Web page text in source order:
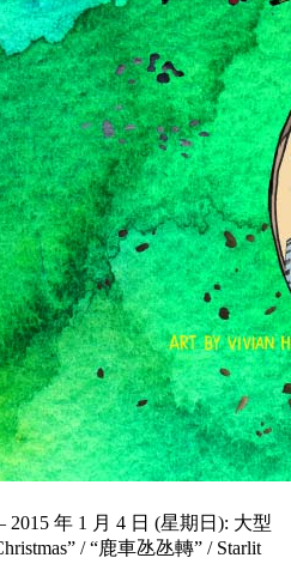
2015 年 1 月 4 日 (星期日): 大型
/ “鹿車氹氹轉” / Starlit